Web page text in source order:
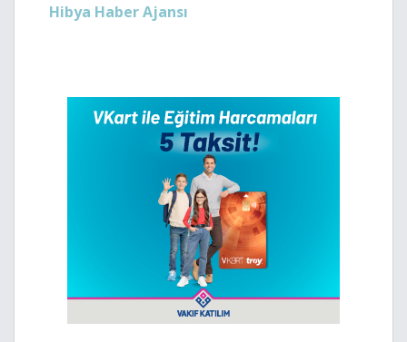
Hibya Haber Ajansı